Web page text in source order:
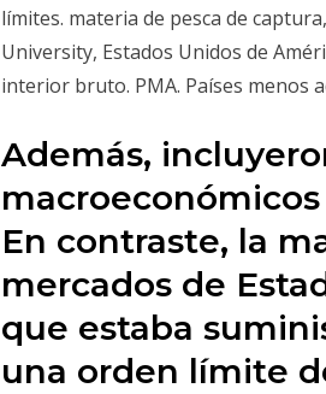
límites. materia de pesca de
University, Estados Unidos de
interior bruto. PMA. Países menos
Además,
En contraste, la
mercados de
que estaba
una orden límite